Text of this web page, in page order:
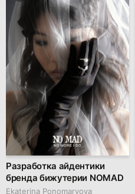
Разработка айдентики
бренда бижутерии NOMAD
Ekaterina Ponomaryova